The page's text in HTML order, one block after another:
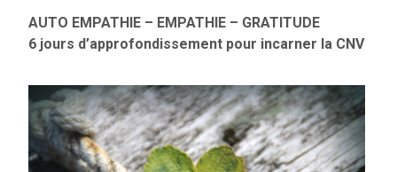
AUTO EMPATHIE – EMPATHIE – GRATITUDE
6 jours d’approfondissement pour incarner la CNV